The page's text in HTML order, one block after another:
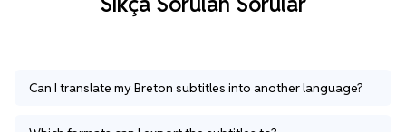
Can I translate my Breton subtitles into another language?